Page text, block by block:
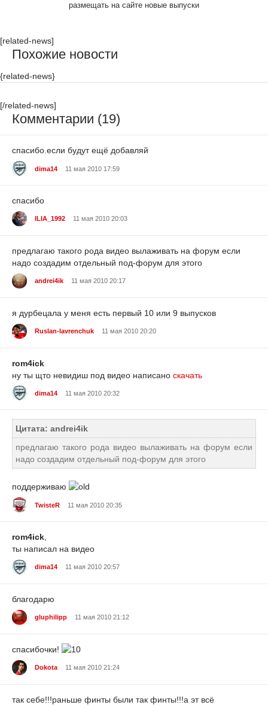
размещать на сайте новые выпуски
[related-news]
Похожие новости
{related-news}
[/related-news]
Комментарии (19)
спасибо.если будут ещё добавляй
dima14 11 мая 2010 17:59
спасибо
ILIA_1992 11 мая 2010 20:03
предлагаю такого рода видео вылаживать на форум если
надо создадим отдельный под-форум для этого
andrei4ik 11 мая 2010 20:17
я дурбецала у меня есть первый 10 или 9 выпусков
Ruslan-lavrenchuk 11 мая 2010 20:20
rom4ick
ну ты щто невидиш под видео написано скачать
dima14 11 мая 2010 20:32
Цитата: andrei4ik
предлагаю такого рода видео вылаживать на форум если
надо создадим отдельный под-форум для этого
поддерживаю
TwisteR 11 мая 2010 20:35
rom4ick
ты написал на видео
dima14 11 мая 2010 20:57
благодарю
gluphilipp 11 мая 2010 21:12
спасибочки!
Dokota 11 мая 2010 21:24
так себе!!!раньше финты были так финты!!!а эт всё